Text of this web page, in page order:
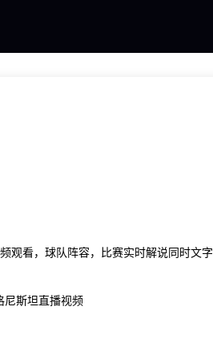
观看，球队阵容，比赛实时解说同时文字
尼斯坦直播视频